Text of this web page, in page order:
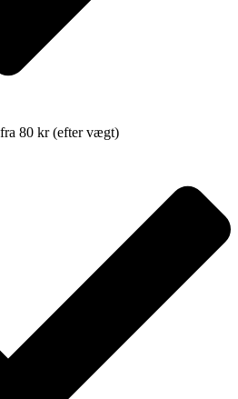
80 kr (efter vægt)